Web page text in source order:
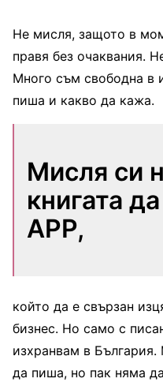
Не мисля, защото в
правя без очаквания.
Много съм свободна в
пиша и какво да кажа.
Мисля си
книгата
APP,
който да е свързан
бизнес. Но само с
изхранвам в
да пиша, но пак няма